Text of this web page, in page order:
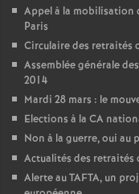
Appel à la mobilisation
Paris
Circulaire des retraités
Assemblée générale
2014
Mardi 28 mars : le
Elections à la CA
Non à la guerre, oui au
Actualités des retraités
Alerte auTAFTA, un